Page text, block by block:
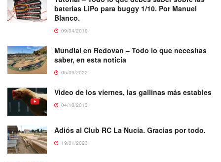
baterías LiPo para buggy 1/10. Por Manuel
Blanco.
09/04/2019
Mundial en Redovan – Todo lo que necesitas
saber, en esta noticia
05/09/2022
Video de los viernes, las gallinas más estables
04/10/2013
Adiós al Club RC La Nucia. Gracias por todo.
19/01/2023